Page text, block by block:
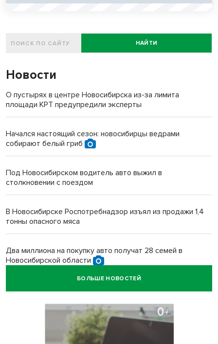
НАЙТИ
Новости
О пустырях в центре Новосибирска из-за лимита
площади КРТ предупредили эксперты
Начался настоящий сезон: новосибирцы ведрами
собирают белый гриб
Под Новосибирском водитель авто выжил в
столкновении с поездом
В Новосибирске Роспотребнадзор изъял из продажи 1,4
тонны опасного мяса
Два миллиона на покупку авто получат 28 семей в
Новосибирской области
В Новосибирской области больше тысячи человек
Ячейку международной группировки телефонных
мошенников накрыло ФСБ в Новосибирске
БОЛЬШЕ НОВОСТЕЙ